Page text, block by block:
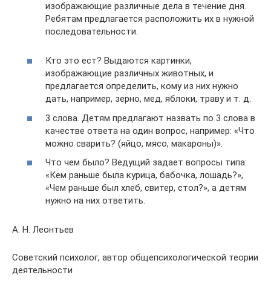
изображающие различные дела в течение дня.
Ребятам предлагается расположить их в нужной
последовательности.
Кто это ест? Выдаются картинки,
изображающие различных животных, и
предлагается определить, кому из них нужно
дать, например, зерно, мед, яблоки, траву и т. д.
3 слова. Детям предлагают назвать по 3 слова в
качестве ответа на один вопрос, например: «Что
можно сварить? (яйцо, мясо, макароны)».
Что чем было? Ведущий задает вопросы типа:
«Кем раньше была курица, бабочка, лошадь?»,
«Чем раньше был хлеб, свитер, стол?», а детям
нужно на них ответить.
А. Н. Леонтьев
Советский психолог, автор общепсихологической теории
деятельности